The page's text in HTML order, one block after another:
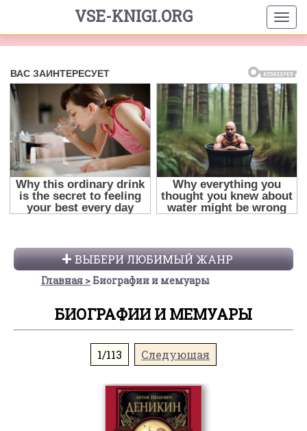
VSE-KNIGI.ORG
ВЫБЕРИ ЛЮБИМЫЙ ЖАНР
Главная Биографии и мемуары
БИОГРАФИИ И МЕМУАРЫ
1/113 Следующая